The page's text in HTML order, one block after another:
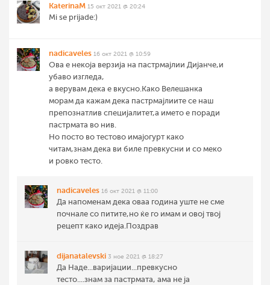
KaterinaM 15 окт 2021 @ 20:24
Mi se prijade:)
nadicaveles 16 окт 2021 @ 10:59
Ова е некоја верзија на пастрмајлии Дијанче,и
убаво изгледа,
а верувам дека е вкусно.Како Велешанка
морам да кажам дека пастрмајлиите се наш
препознатлив специјалитет,а името е поради
пастрмата во нив.
Но посто во тестово имајогурт како
читам,знам дека ви биле превкусни и со меко
и ровко тесто.
nadicaveles 16 окт 2021 @ 11:00
Да напоменам дека оваа година уште не сме
почнале со питите,но ќе го имам и овој твој
рецепт како идеја.Поздрав
dijanatalevski 3 ное 2021 @ 18:27
Да Наде...варијации...превкусно
тесто....знам за пастрмата, ама не ја